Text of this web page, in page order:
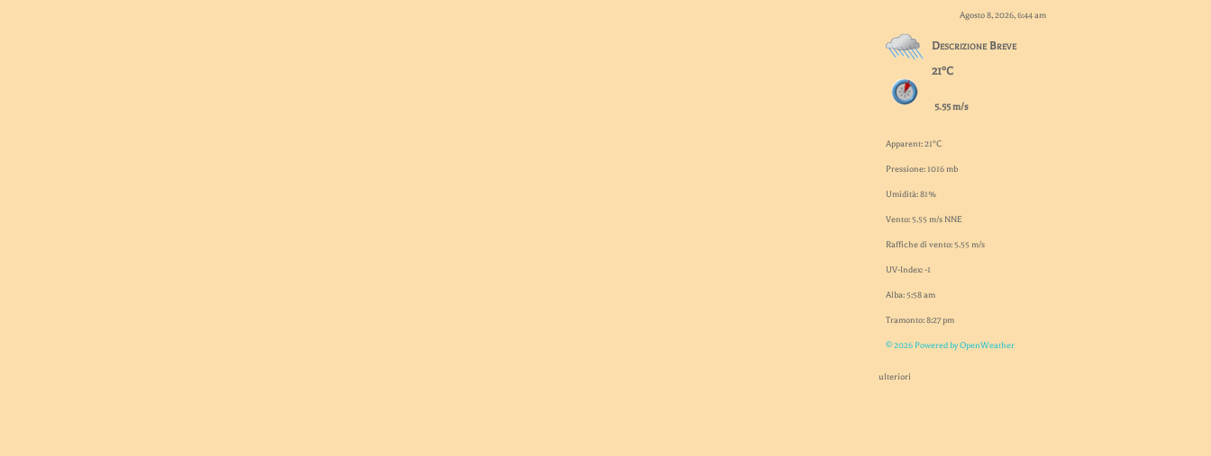
Agosto 8, 2026, 6:44 am
Descrizione Breve
21°C
5.55 m/s
Apparent: 21°C
Pressione: 1016 mb
Umidità: 81%
Vento: 5.55 m/s NNE
Raffiche di vento: 5.55 m/s
UV-Index: -1
Alba: 5:58 am
Tramonto: 8:27 pm
© 2026 Powered by OpenWeather
ulteriori